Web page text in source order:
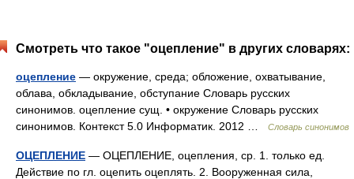
Смотреть что такое "оцепление" в других словарях:
оцепление — окружение, среда; обложение, охватывание,
облава, обкладывание, обступание Словарь русских
синонимов. оцепление сущ. • окружение Словарь русских
синонимов. Контекст 5.0 Информатик. 2012 …
Словарь синонимов
ОЦЕПЛЕНИЕ — ОЦЕПЛЕНИЕ, оцепления, ср. 1. только ед.
Действие по гл. оцепить оцеплять. 2. Вооруженная сила,